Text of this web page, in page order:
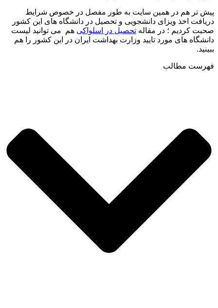
پیش تر هم در همین سایت به طور مفصل در خصوص شرایط
دریافت اخذ ویزای دانشجویی و تحصیل در دانشگاه های این کشور
صحبت کردیم ؛ در مقاله تحصیل در اسلواکی هم می توانید لیست
دانشگاه های مورد تایید وزارت بهداشت ایران در این کشور را هم
ببینید.
فهرست مطالب